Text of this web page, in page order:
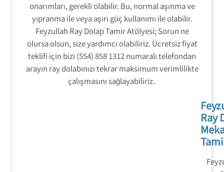
onarımları, gerekli olabilir. Bu, normal aşınma ve
yıpranma ile veya aşırı güç kullanımı ile olabilir.
Feyzullah Ray Dolap Tamir Atölyesi; Sorun ne
olursa olsun, size yardımcı olabiliriz. Ücretsiz fiyat
teklifi için bizi (554) 858 1312 numaralı telefondan
arayın ray dolabınızı tekrar maksimum verimlilikte
çalışmasını sağlayabiliriz.
Ray